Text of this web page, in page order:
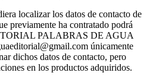
localizar los datos de contacto de
previamente ha contratado podrá
PALABRAS DE AGUA
únicamente
dichos datos de contacto, pero
en los productos adquiridos.